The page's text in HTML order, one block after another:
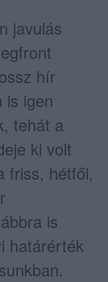
javulás
hír
is igen
tehát a
ki volt
friss, hétfői,
is
határérték